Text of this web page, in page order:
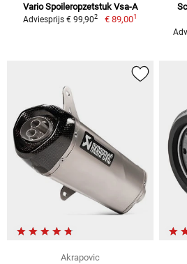
Vario Spoileropzetstuk Vsa-A
Adviesprijs € 99,902 € 89,001
Akrapovic